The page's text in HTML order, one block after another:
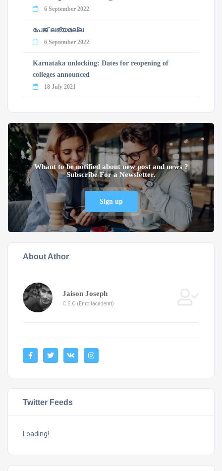
6 September 2022
പേജ് ലഭ്യമല്ല
6 September 2022
Karnataka unlocking: Dates for reopening of
colleges announced
18 July 2021
Whant to be notified about new post and news ?
Subscribe For a Newsletter.
Sign up
About Athor
Jaison Joseph
C.E.O (Enrollacademt)
Twitter Feeds
Loading!